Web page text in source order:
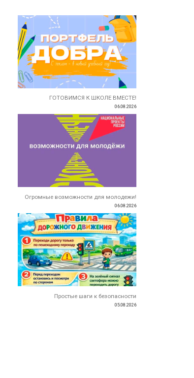
ГОТОВИМСЯ К ШКОЛЕ ВМЕСТЕ!
06.08.2026
Огромные возможности для молодежи!
06.08.2026
Простые шаги к безопасности
05.08.2026